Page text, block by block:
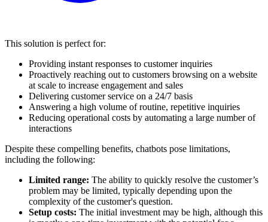
This solution is perfect for:
Providing instant responses to customer inquiries
Proactively reaching out to customers browsing on a website
at scale to increase engagement and sales
Delivering customer service on a 24/7 basis
Answering a high volume of routine, repetitive inquiries
Reducing operational costs by automating a large number of
interactions
Despite these compelling benefits, chatbots pose limitations,
including the following:
Limited range: The ability to quickly resolve the customer’s
problem may be limited, typically depending upon the
complexity of the customer's question.
Setup costs: The initial investment may be high, although this